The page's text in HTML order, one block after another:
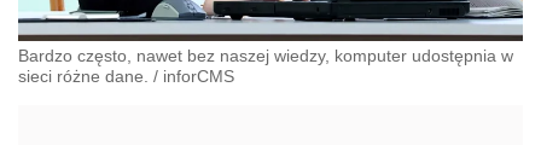
Bardzo często, nawet bez naszej wiedzy, komputer udostępnia w
sieci różne dane. / inforCMS